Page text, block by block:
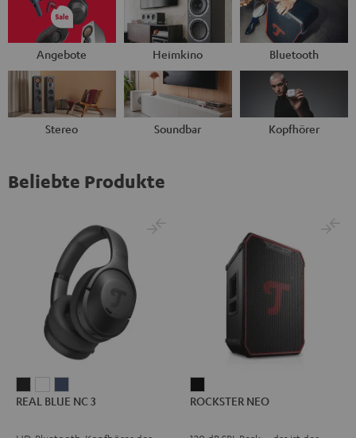
Angebote Heimkino Bluetooth
Stereo Soundbar Kopfhörer
Beliebte Produkte
BLUEBLUEBLUE
REAL BLUE NC 3
NEO
ROCKSTER NEO